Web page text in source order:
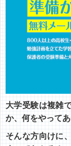
大学受験は複雑
か、何をやって
そんな方向けに